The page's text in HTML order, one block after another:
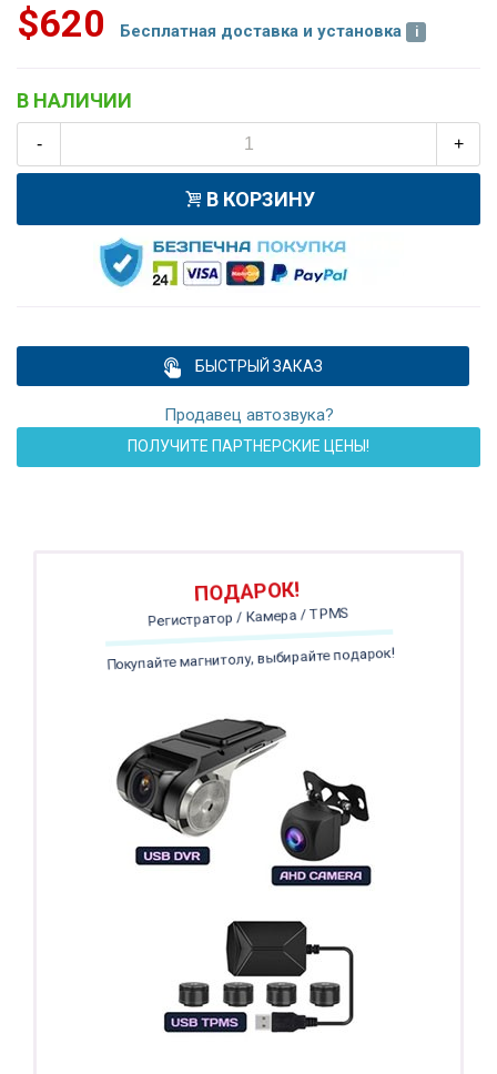
$620 Бесплатная доставка и установка
В НАЛИЧИИ
- +
В КОРЗИНУ
БЫСТРЫЙ ЗАКАЗ
Продавец автозвука?
ПОЛУЧИТЕ ПАРТНЕРСКИЕ ЦЕНЫ!
ПОДАРОК!
Регистратор / Камера / TPMS
Покупайте магнитолу, выбирайте подарок!